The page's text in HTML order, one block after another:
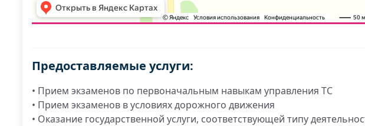
Предоставляемые услуги:
• Прием экзаменов по первоначальным навыкам управления ТС
• Прием экзаменов в условиях дорожного движения
• Оказание государственной услуги, соответствующей типу